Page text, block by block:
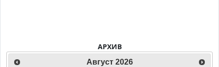
АРХИВ
Август 2026